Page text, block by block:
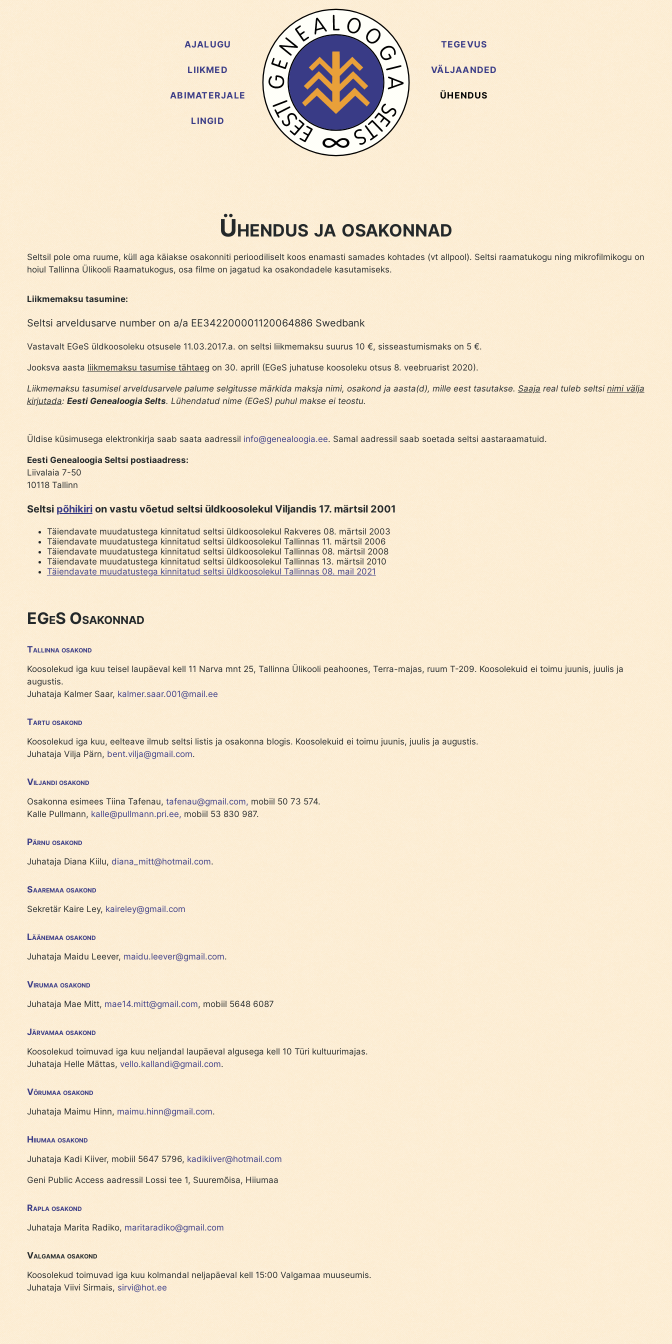
AJALUGU TEGEVUS
LIIKMED VÄLJAANDED
ABIMATERJALE ÜHENDUS
LINGID
Ühendus ja osakonnad
Seltsil pole oma ruume, küll aga käiakse osakonniti perioodiliselt koos enamasti samades kohtades (vt allpool). Seltsi raamatukogu ning mikrofilmikogu on
hoiul Tallinna Ülikooli Raamatukogus, osa filme on jagatud ka osakondadele kasutamiseks.
Liikmemaksu tasumine:
Seltsi arveldusarve number on a/a EE342200001120064886 Swedbank
Vastavalt EGeS üldkoosoleku otsusele 11.03.2017.a. on seltsi liikmemaksu suurus 10 €, sisseastumismaks on 5 €.
Jooksva aastaliikmemaksu tasumise tähtaegon 30. aprill (EGeS juhatuse koosoleku otsus 8. veebruarist 2020).
Liikmemaksu tasumisel arveldusarvele palume selgitusse märkida maksja nimi, osakond ja aasta(d), mille eest tasutakse.Saajareal tuleb seltsinimi välja
kirjutada:Eesti Genealoogia Selts. Lühendatud nime (EGeS) puhul makse ei teostu.
Üldise küsimusega elektronkirja saab saata aadressilinfo@genealoogia.ee. Samal aadressil saab soetada seltsi aastaraamatuid.
Eesti Genealoogia Seltsi postiaadress:
Liivalaia 7-50
10118 Tallinn
Seltsipõhikirion vastu võetud seltsi üldkoosolekul Viljandis 17. märtsil 2001
Täiendavate muudatustega kinnitatud seltsi üldkoosolekul Rakveres 08. märtsil 2003
Täiendavate muudatustega kinnitatud seltsi üldkoosolekul Tallinnas 11. märtsil 2006
Täiendavate muudatustega kinnitatud seltsi üldkoosolekul Tallinnas 08. märtsil 2008
Täiendavate muudatustega kinnitatud seltsi üldkoosolekul Tallinnas 13. märtsil 2010
Täiendavate muudatustega kinnitatud seltsi üldkoosolekul Tallinnas 08. mail 2021
EGeS Osakonnad
Tallinna osakond
Koosolekud iga kuu teisel laupäeval kell 11 Narva mnt 25, Tallinna Ülikooli peahoones, Terra-majas, ruum T-209. Koosolekuid ei toimu juunis, juulis ja
augustis.
Juhataja Kalmer Saar,kalmer.saar.001@mail.ee
Tartu osakond
Koosolekud iga kuu, eelteave ilmub seltsi listis ja osakonna blogis. Koosolekuid ei toimu juunis, juulis ja augustis.
Juhataja Vilja Pärn,bent.vilja@gmail.com.
Viljandi osakond
Osakonna esimees Tiina Tafenau,tafenau@gmail.com,mobiil 50 73 574.
Kalle Pullmann,kalle@pullmann.pri.ee,mobiil 53 830 987.
Pärnu osakond
Juhataja Diana Kiilu,diana_mitt@hotmail.com.
Saaremaa osakond
Sekretär Kaire Ley,kaireley@gmail.com
Läänemaa osakond
Juhataja Maidu Leever,maidu.leever@gmail.com.
Virumaa osakond
Juhataja Mae Mitt,mae14.mitt@gmail.com, mobiil 5648 6087
Järvamaa osakond
Koosolekud toimuvad iga kuu neljandal laupäeval algusega kell 10 Türi kultuurimajas.
Juhataja Helle Mättas,vello.kallandi@gmail.com.
Võrumaa osakond
Juhataja Maimu Hinn,maimu.hinn@gmail.com.
Hiiumaa osakond
Juhataja Kadi Kiiver, mobiil 5647 5796,kadikiiver@hotmail.com
Geni Public Access aadressil Lossi tee 1, Suuremõisa, Hiiumaa
Rapla osakond
Juhataja Marita Radiko,maritaradiko@gmail.com
Valgamaa osakond
Koosolekud toimuvad iga kuu kolmandal neljapäeval kell 15:00 Valgamaa muuseumis.
Juhataja Viivi Sirmais,sirvi@hot.ee